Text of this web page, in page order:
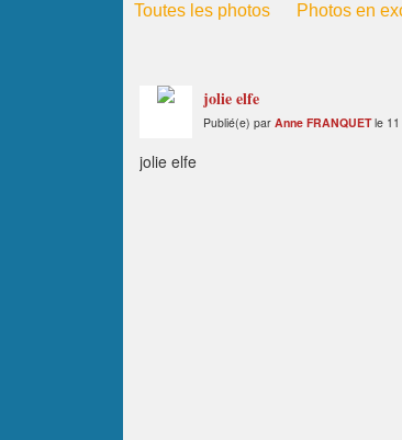
Toutes les photos Photos en
jolie elfe
Publié(e) par Anne FRANQUETle 11
jolie elfe